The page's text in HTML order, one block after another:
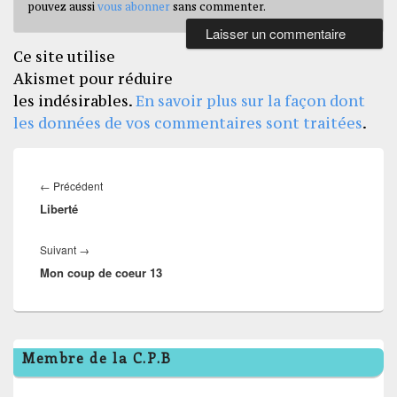
pouvez aussi vous abonner sans commenter.
Ce site utilise
Akismet pour réduire
les indésirables.En savoir plus sur la façon dont
les données de vos commentaires sont traitées.
de
← PrécédentArticle
Liberté
Suivant →
suivant :
Mon coup de coeur 13
Zone
principale
de
Membre de la C.P.B